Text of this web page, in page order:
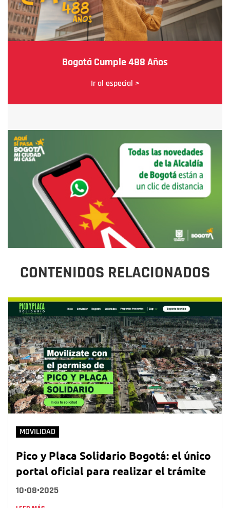
Bogotá Cumple 488 Años
Ir al especial >
CONTENIDOS RELACIONADOS
MOVILIDAD
Pico y Placa Solidario Bogotá: el único
portal oficial para realizar el trámite
10•08•2025